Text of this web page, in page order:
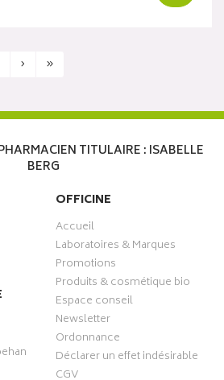
› »
TITULAIRE : ISABELLE
BERG
OFFICINE
Accueil
Laboratoires & Marques
Promotions
Produits & cosmétique bio
Espace conseil
Newsletter
Ordonnance
Déclarer un effet indésirable
CGV